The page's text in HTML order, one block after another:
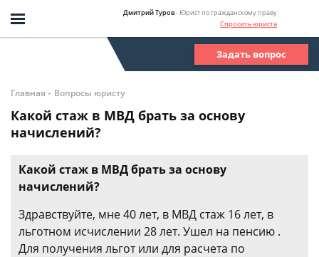
Дмитрий Туров- Юрист по гражданскому праву
Спросить юриста
Задать вопрос
Главная - Вопросы юристу
Какой стаж в МВД брать за основу
начислений?
Какой стаж в МВД брать за основу
начислений?
Здравствуйте, мне 40 лет, в МВД стаж 16 лет, в
льготном исчислении 28 лет. Ушел на пенсию .
Для получения льгот или для расчета по